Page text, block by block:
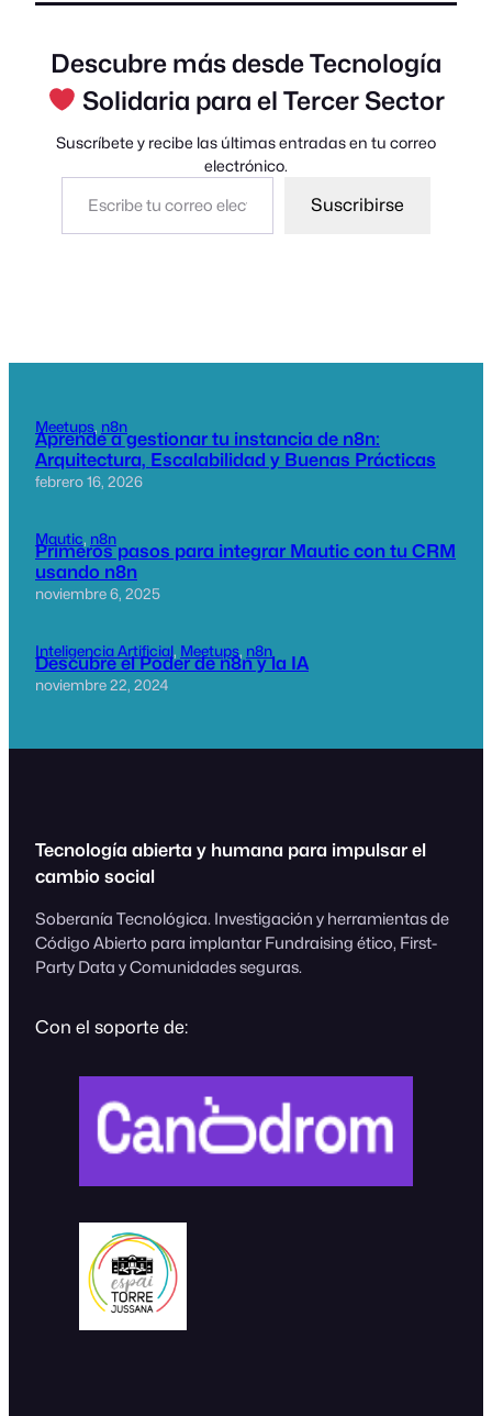
Descubre más desde Tecnología
Solidaria para el Tercer Sector
Suscríbete y recibe las últimas entradas en tu correo
electrónico.
Escribe tu correo electrónico…
Suscribirse
Meetups, n8n
Aprende a gestionar tu instancia de n8n:
Arquitectura, Escalabilidad y Buenas Prácticas
febrero 16, 2026
Mautic, n8n
Primeros pasos para integrar Mautic con tu CRM
usando n8n
noviembre 6, 2025
Inteligencia Artificial, Meetups, n8n
Descubre el Poder de n8n y la IA
noviembre 22, 2024
Tecnología abierta y humana para impulsar el
cambio social
Soberanía Tecnológica. Investigación y herramientas de
Código Abierto para implantar Fundraising ético, First-
Party Data y Comunidades seguras.
Con el soporte de: